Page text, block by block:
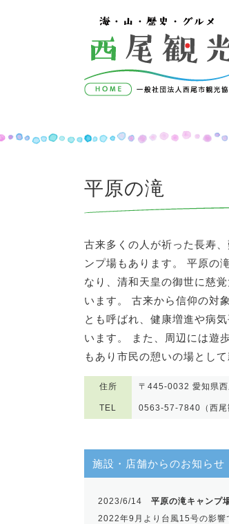
コンテンツへスキップ
平原の滝
古来多くの人が祈った長寿
ンプ場もあります。 平原の
なり、清和天皇の御世に慈
います。 古来から信仰の対
とも呼ばれ、健康増進や病
います。 また、周辺には遊
もあり市民の憩いの場とし
住所 〒445-0032 愛知県西
TEL 0563-57-7840（西尾
施設・店舗からのお知らせ
2023/6/14 平原の滝キャンプ
2022年9月より台風15号の影響